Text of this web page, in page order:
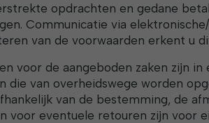
opdrachten en gedane
Communicatie via
van de voorwaarden erkent u
voor de aangeboden zaken zijn in
van overheidswege worden
van de bestemming, de
voor eventuele retouren zijn voor